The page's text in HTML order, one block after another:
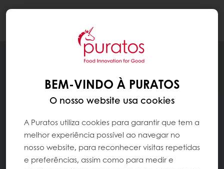
BEM-VINDO À PURATOS
O nosso website usa cookies
A Puratos utiliza cookies para garantir que tem a
melhor experiência possível ao navegar no
nosso website, para reconhecer visitas repetidas
e preferências, assim como para medir e